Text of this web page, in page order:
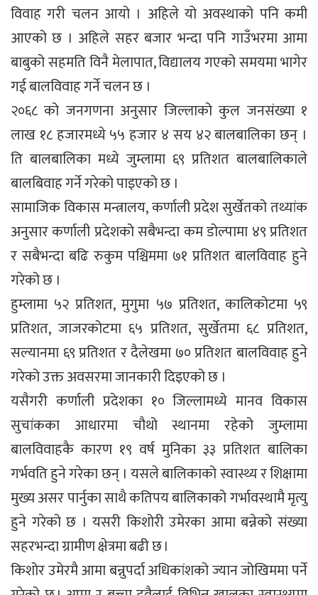
विवाह गरी चलन आयो । अहिले यो अवस्थाको पनि कमी
आएको छ । अहिले सहर बजार भन्दा पनि गाउँभरमा आमा
बाबुको सहमति विनै मेलापात, विद्यालय गएको समयमा भागेर
गई बालविवाह गर्ने चलन छ ।
२०६८ को जनगणना अनुसार जिल्लाको कुल जनसंख्या १
लाख १८ हजारमध्ये ५५ हजार ४ सय ४२ बालबालिका छन् ।
ति बालबालिका मध्ये जुम्लामा ६९ प्रतिशत बालबालिकाले
बालबिवाह गर्ने गरेको पाइएको छ ।
सामाजिक विकास मन्त्रालय, कर्णाली प्रदेश सुर्खेतको तथ्यांक
अनुसार कर्णाली प्रदेशको सबैभन्दा कम डोल्पामा ४९ प्रतिशत
र सबैभन्दा बढि रुकुम पश्चिममा ७१ प्रतिशत बालविवाह हुने
गरेको छ ।
हुम्लामा ५२ प्रतिशत, मुगुमा ५७ प्रतिशत, कालिकोटमा ५९
प्रतिशत, जाजरकोटमा ६५ प्रतिशत, सुर्खेतमा ६८ प्रतिशत,
सल्यानमा ६९ प्रतिशत र दैलेखमा ७० प्रतिशत बालविवाह हुने
गरेको उक्त अवसरमा जानकारी दिइएको छ ।
यसैगरी कर्णाली प्रदेशका १० जिल्लामध्ये मानव विकास
सुचांकका आधारमा चौथो स्थानमा रहेको जुम्लामा
बालविवाहकै कारण १९ वर्ष मुनिका ३३ प्रतिशत बालिका
गर्भवति हुने गरेका छन् । यसले बालिकाको स्वास्थ्य र शिक्षामा
मुख्य असर पार्नुका साथै कतिपय बालिकाको गर्भावस्थामै मृत्यु
हुने गरेको छ । यसरी किशोरी उमेरका आमा बन्नेको संख्या
सहरभन्दा ग्रामीण क्षेत्रमा बढी छ ।
किशोर उमेरमै आमा बन्नुपर्दा अधिकांशको ज्यान जोखिममा पर्ने